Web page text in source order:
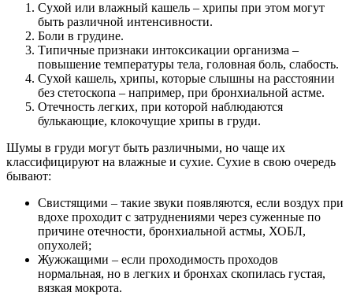
Сухой или влажный кашель – хрипы при этом могут
быть различной интенсивности.
Боли в грудине.
Типичные признаки интоксикации организма –
повышение температуры тела, головная боль, слабость.
Сухой кашель, хрипы, которые слышны на расстоянии
без стетоскопа – например, при бронхиальной астме.
Отечность легких, при которой наблюдаются
булькающие, клокочущие хрипы в груди.
Шумы в груди могут быть различными, но чаще их
классифицируют на влажные и сухие. Сухие в свою очередь
бывают:
Свистящими – такие звуки появляются, если воздух при
вдохе проходит с затруднениями через суженные по
причине отечности, бронхиальной астмы, ХОБЛ,
опухолей;
Жужжащими – если проходимость проходов
нормальная, но в легких и бронхах скопилась густая,
вязкая мокрота.